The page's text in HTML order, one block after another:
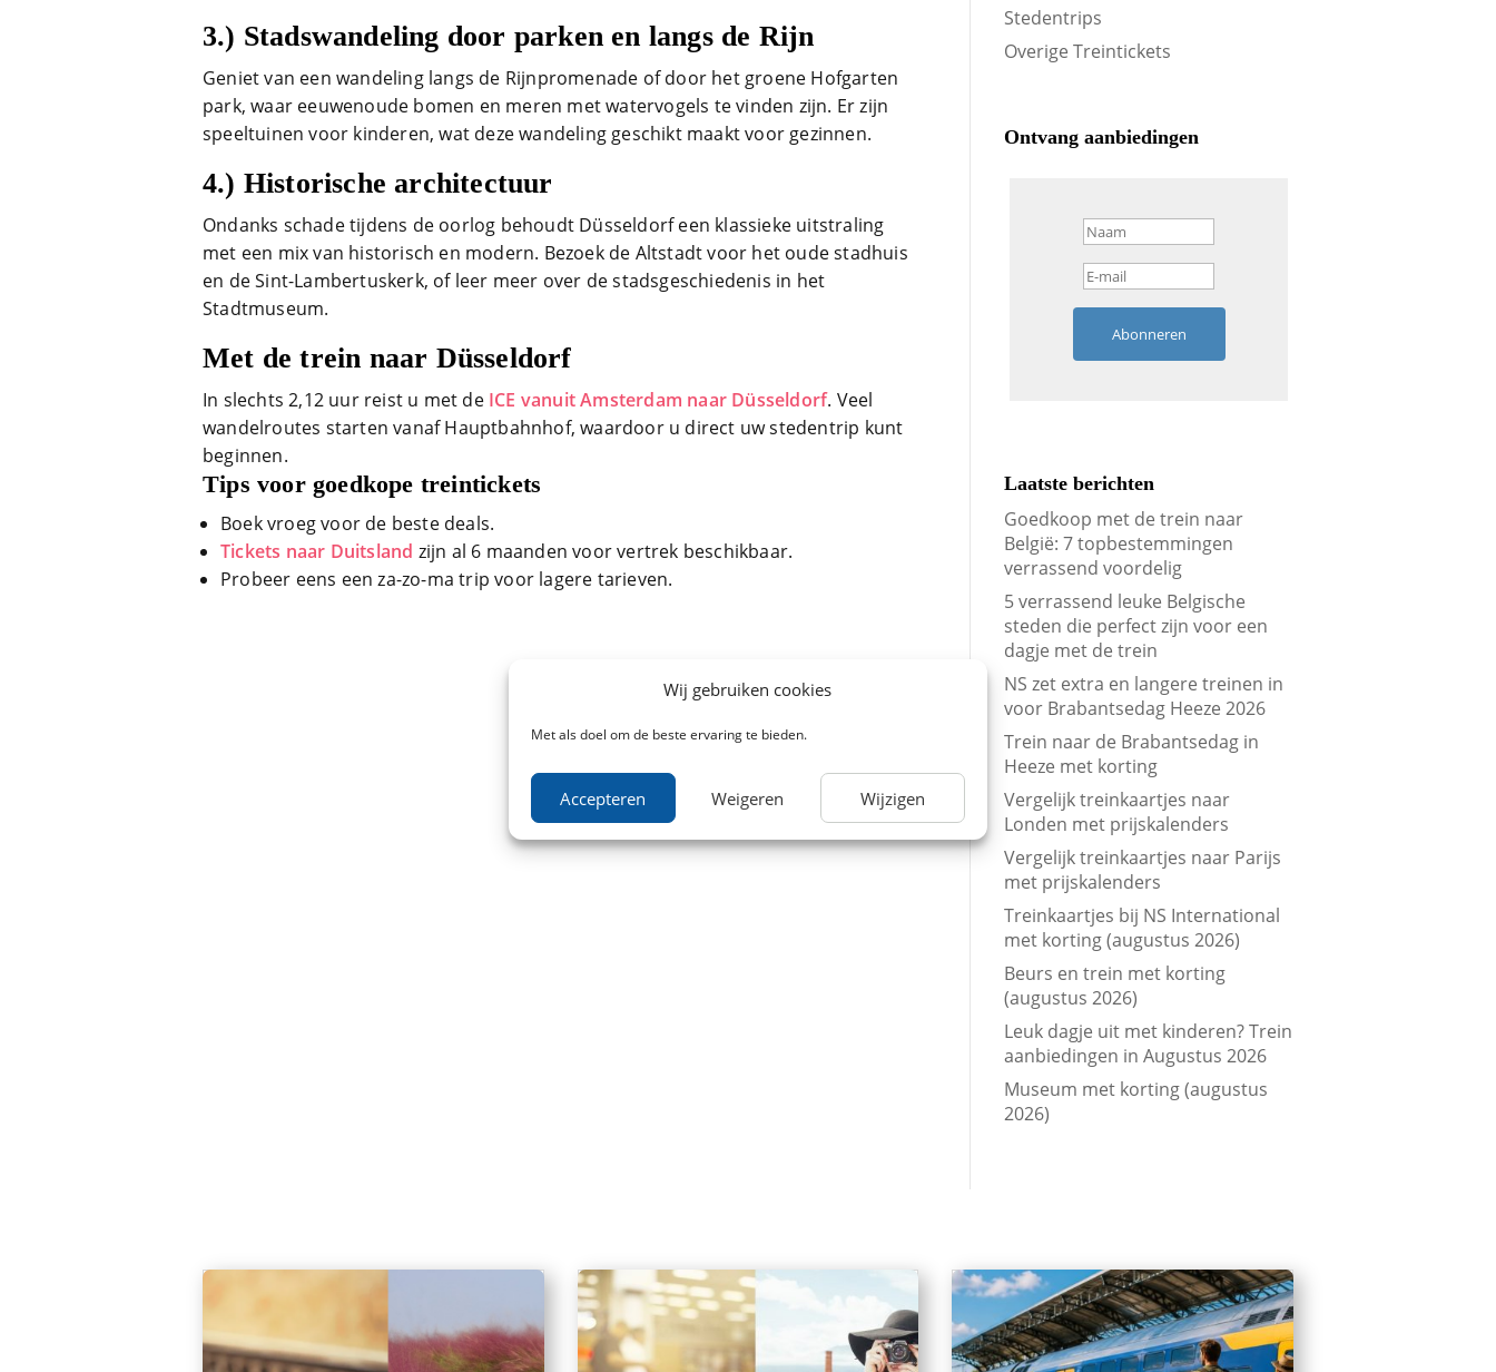
Wij gebruiken cookies
Met als doel om de beste ervaring te bieden.
Accepteren Weigeren Wijzigen
3.) Stadswandeling door parken en langs de Rijn
Geniet van een wandeling langs de Rijnpromenade of door het groene Hofgarten
park, waar eeuwenoude bomen en meren met watervogels te vinden zijn. Er zijn
speeltuinen voor kinderen, wat deze wandeling geschikt maakt voor gezinnen.
4.) Historische architectuur
Ondanks schade tijdens de oorlog behoudt Düsseldorf een klassieke uitstraling
met een mix van historisch en modern. Bezoek de Altstadt voor het oude stadhuis
en de Sint-Lambertuskerk, of leer meer over de stadsgeschiedenis in het
Stadtmuseum.
Met de trein naar Düsseldorf
In slechts 2,12 uur reist u met de ICE vanuit Amsterdam naar Düsseldorf. Veel
wandelroutes starten vanaf Hauptbahnhof, waardoor u direct uw stedentrip kunt
beginnen.
Tips voor goedkope treintickets
Boek vroeg voor de beste deals.
Tickets naar Duitsland zijn al 6 maanden voor vertrek beschikbaar.
Probeer eens een za-zo-ma trip voor lagere tarieven.
Stedentrips
Overige Treintickets
Ontvang aanbiedingen
Abonneren
Laatste berichten
Goedkoop met de trein naar
België: 7 topbestemmingen
verrassend voordelig
5 verrassend leuke Belgische
steden die perfect zijn voor een
dagje met de trein
NS zet extra en langere treinen in
voor Brabantsedag Heeze 2026
Trein naar de Brabantsedag in
Heeze met korting
Vergelijk treinkaartjes naar
Londen met prijskalenders
Vergelijk treinkaartjes naar Parijs
met prijskalenders
Treinkaartjes bij NS International
met korting (augustus 2026)
Beurs en trein met korting
(augustus 2026)
Leuk dagje uit met kinderen? Trein
aanbiedingen in Augustus 2026
Museum met korting (augustus
2026)